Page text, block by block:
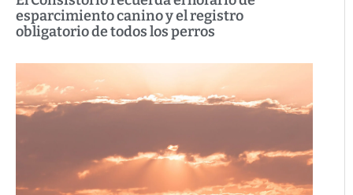
esparcimiento canino y el registro
obligatorio de todos los perros